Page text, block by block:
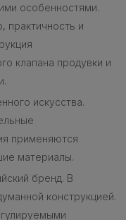
особенностями.
практичность и
клапана продувки и
искусства.
применяются
материалы.
бренд. В
конструкцией.